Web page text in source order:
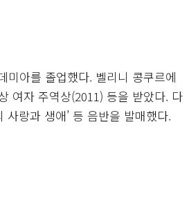
미아를 졸업했다. 벨리니 콩쿠르에
여자 주역상(2011) 등을 받았다. 다
사랑과 생애’ 등 음반을 발매했다.